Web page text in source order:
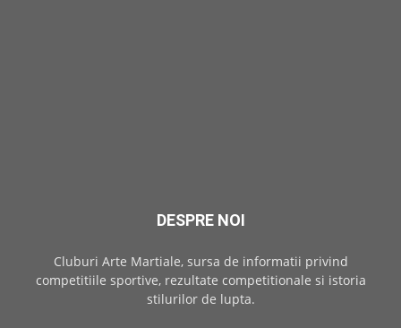
DESPRE NOI
Cluburi Arte Martiale, sursa de informatii privind
competitiile sportive, rezultate competitionale si istoria
stilurilor de lupta.